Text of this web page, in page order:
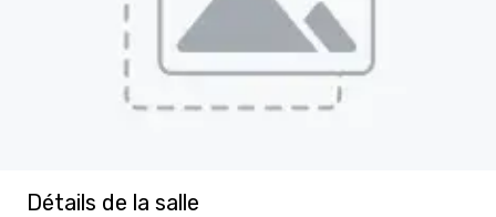
Détails de la salle